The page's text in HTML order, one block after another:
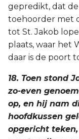
gepredikt, dat de
toehoorder met
tot St. Jakob
plaats, waar het
daar is de poort
18. Toen stond
zo-even
op, en hij nam
hoofdkussen
opgericht